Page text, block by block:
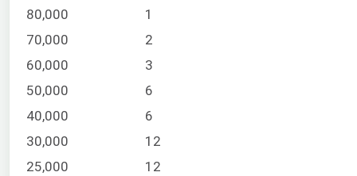
80,000
1
70,000
2
60,000
3
50,000
6
40,000
6
30,000
12
25,000
12